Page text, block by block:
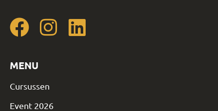
MENU
Cursussen
Event 2026